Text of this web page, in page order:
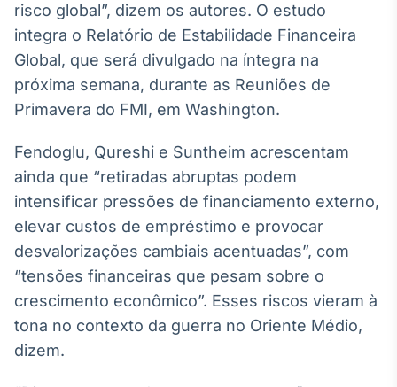
IA
Em breve
BroadFast
Gestão de
Investimentos
Em breve
risco global”, dizem os autores. O estudo
integra o Relatório de Estabilidade Financeira
Global, que será divulgado na íntegra na
próxima semana, durante as Reuniões de
Primavera do FMI, em Washington.
Fendoglu, Qureshi e Suntheim acrescentam
ainda que “retiradas abruptas podem
intensificar pressões de financiamento externo,
elevar custos de empréstimo e provocar
desvalorizações cambiais acentuadas”, com
“tensões financeiras que pesam sobre o
crescimento econômico”. Esses riscos vieram à
tona no contexto da guerra no Oriente Médio,
dizem.